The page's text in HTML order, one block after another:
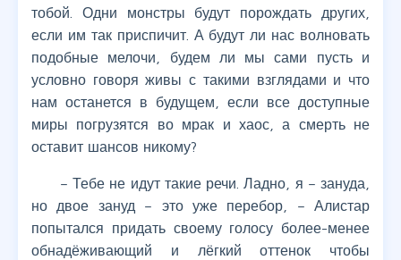
тобой. Одни монстры будут порождать других,
если им так приспичит. А будут ли нас волновать
подобные мелочи, будем ли мы сами пусть и
условно говоря живы с такими взглядами и что
нам останется в будущем, если все доступные
миры погрузятся во мрак и хаос, а смерть не
оставит шансов никому?
– Тебе не идут такие речи. Ладно, я – зануда,
но двое зануд – это уже перебор, – Алистар
попытался придать своему голосу более-менее
обнадёживающий и лёгкий оттенок чтобы